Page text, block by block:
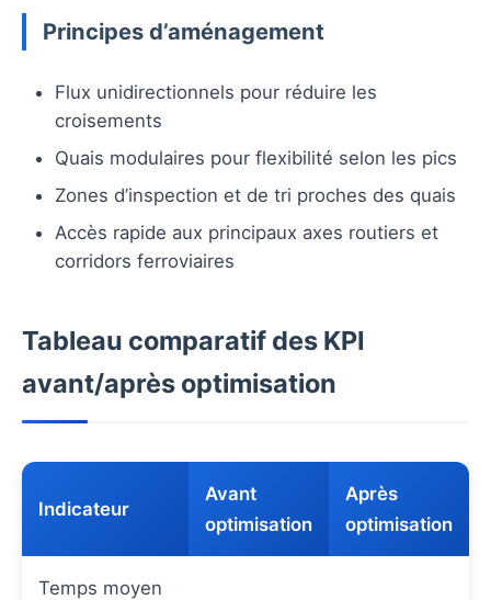
Principes d’aménagement
Flux unidirectionnels pour réduire les
croisements
Quais modulaires pour flexibilité selon les pics
Zones d’inspection et de tri proches des quais
Accès rapide aux principaux axes routiers et
corridors ferroviaires
Tableau comparatif des KPI
avant/après optimisation
Indicateur
Avant
optimisation
Après
optimisation
Temps moyen